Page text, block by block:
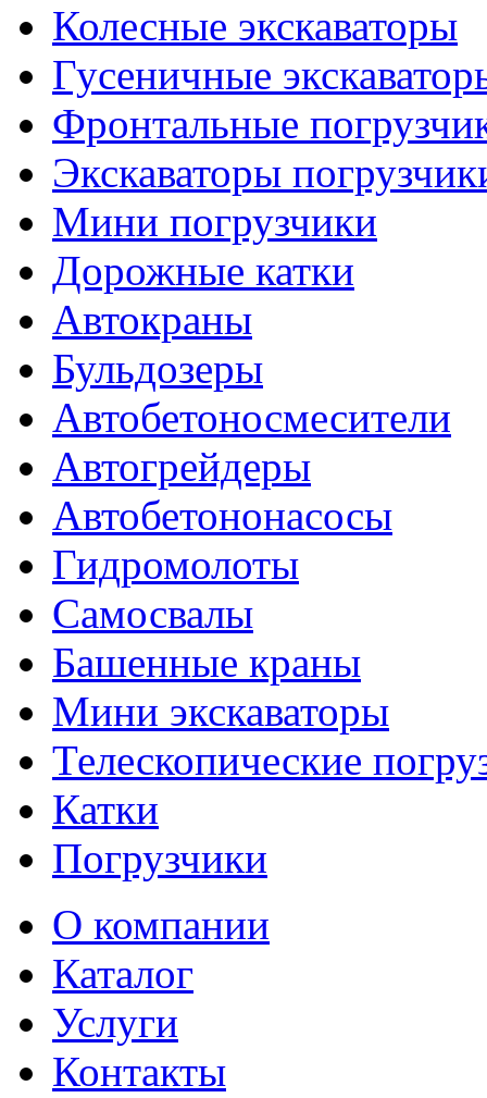
Колесные экскаваторы
Гусеничные
Фронтальные
Экскаваторы
Мини погрузчики
Дорожные катки
Автокраны
Бульдозеры
Автобетоносмесители
Автогрейдеры
Автобетононасосы
Гидромолоты
Самосвалы
Башенные краны
Мини экскаваторы
Телескопические
Катки
Погрузчики
О компании
Каталог
Услуги
Контакты